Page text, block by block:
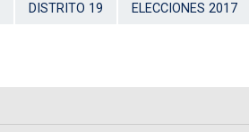
DISTRITO 19 ELECCIONES 2017